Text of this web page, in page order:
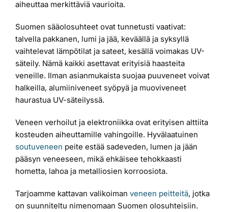
aiheuttaa merkittäviä vaurioita.
Suomen sääolosuhteet ovat tunnetusti vaativat:
talvella pakkanen, lumi ja jää, keväällä ja syksyllä
vaihtelevat lämpötilat ja sateet, kesällä voimakas UV-
säteily. Nämä kaikki asettavat erityisiä haasteita
veneille. Ilman asianmukaista suojaa puuveneet voivat
halkeilla, alumiiniveneet syöpyä ja muoviveneet
haurastua UV-säteilyssä.
Veneen verhoilut ja elektroniikka ovat erityisen alttiita
kosteuden aiheuttamille vahingoille. Hyvälaatuinen
soutuveneen peite estää sadeveden, lumen ja jään
pääsyn veneeseen, mikä ehkäisee tehokkaasti
hometta, lahoa ja metalliosien korroosiota.
Tarjoamme kattavan valikoiman veneen peitteitä, jotka
on suunniteltu nimenomaan Suomen olosuhteisiin.